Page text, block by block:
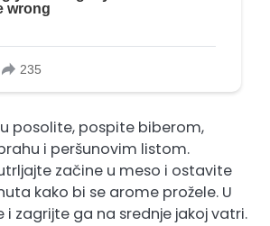
posolite, pospite biberom,
i peršunovim listom.
začine u meso i ostavite
kako bi se arome prožele. U
i zagrijte ga na srednje jakoj vatri.